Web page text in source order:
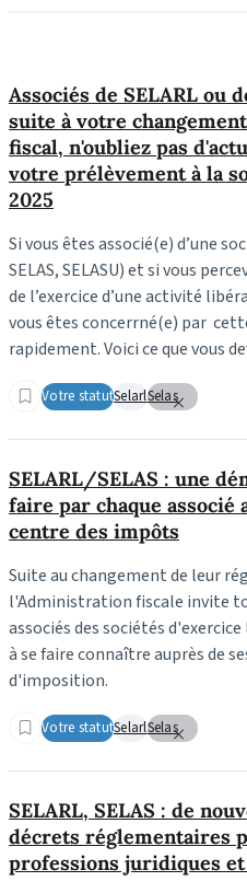
Associés de SELARL ou
suite à votre
fiscal, n'oubliez pas
votre prélèvement à la
2025
Si vous êtes associé(e) d’une
SELAS, SELASU) et si vous
de l’exercice d’une activité
vous êtes concerrné(e) par
rapidement. Voici ce que vous
Votre statutSelarlSelas
SELARL/SELAS : une
faire par chaque associé
centre des impôts
Suite au changement de leur
l'Administration fiscale invite
associés des sociétés d'exercice
à se faire connaître auprès de
d'imposition.
Votre statutSelarlSelas
SELARL, SELAS : de
décrets réglementaires
professions juridiques